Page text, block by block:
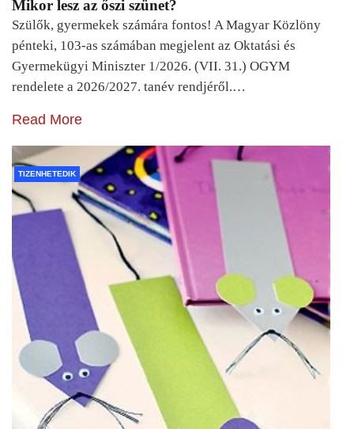
Mikor lesz az őszi szünet?
Szülők, gyermekek számára fontos! A Magyar Közlöny
pénteki, 103-as számában megjelent az Oktatási és
Gyermekügyi Miniszter 1/2026. (VII. 31.) OGYM
rendelete a 2026/2027. tanév rendjéről.…
Read More
TIZENHETEDIK